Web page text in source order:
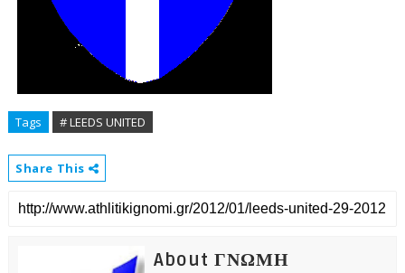
Tags # LEEDS UNITED
Share This
About ΓΝΩΜΗ